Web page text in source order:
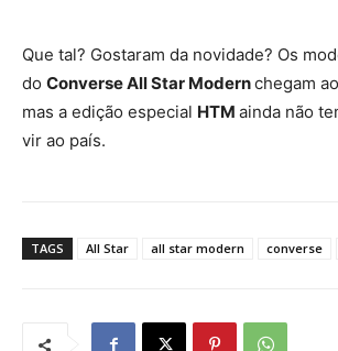
Que tal? Gostaram da novidade? Os
do Converse All Star Modernchegam
mas a edição especial HTM ainda não
vir ao país.
TAGS All Star all star modern converse